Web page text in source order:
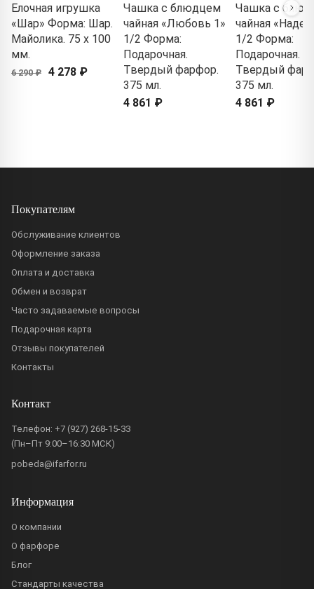
Елочная игрушка
«Шар» Форма: Шар.
Майолика. 75 x 100
мм.
6 290 ₽ 4 278 ₽
Чашка с блюдцем
чайная «Любовь 1»
1/2 Форма:
Подарочная.
Твердый фарфор.
375 мл.
4 861 ₽
Чашка с
чайная
1/2 Форма:
Подарочная.
Твердый
375 мл.
4 861 ₽
Покупателям
Обслуживание клиентов
Оформление заказа
Оплата и доставка
Обмен и возврат
Часто задаваемые вопросы
Подарочная карта
Отзывы покупателей
Контакты
Контакт
Телефон: +7 (927) 268-15-33
(Пн–Пт 9:00–16:30 МСК)
pobeda@ifarfor.ru
Информация
О компании
О фарфоре
Блог
Стандарты качества